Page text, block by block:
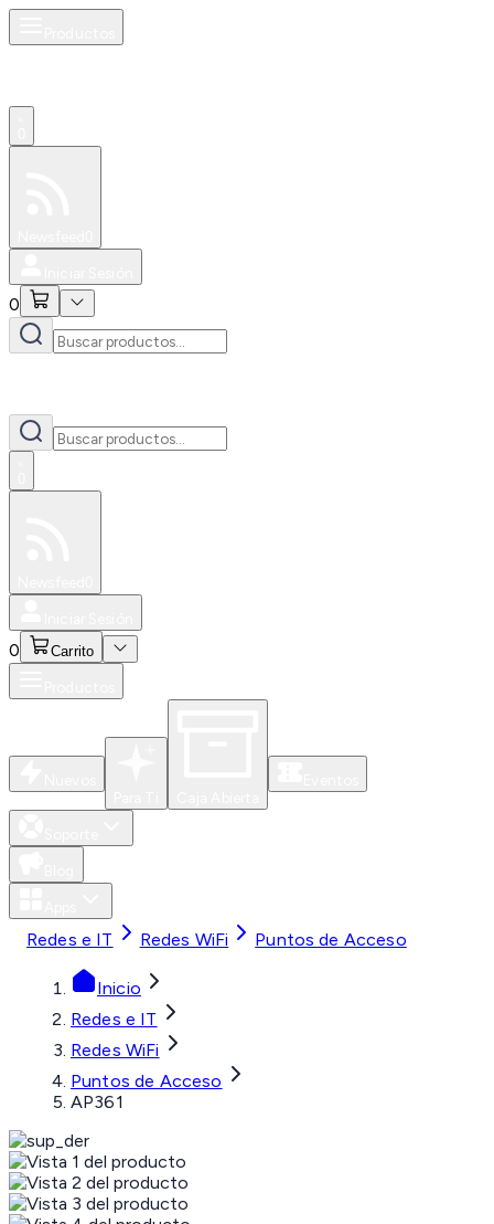
0
0 Carrito
Redes e IT Redes WiFi Puntos de Acceso
Inicio
Redes e IT
Redes WiFi
Puntos de Acceso
AP361